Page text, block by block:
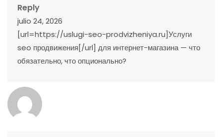
Reply
julio 24, 2026
[url=https://uslugi-seo-prodvizheniya.ru]Услуги
seo продвижения[/url] для интернет-магазина — что
обязательно, что опционально?